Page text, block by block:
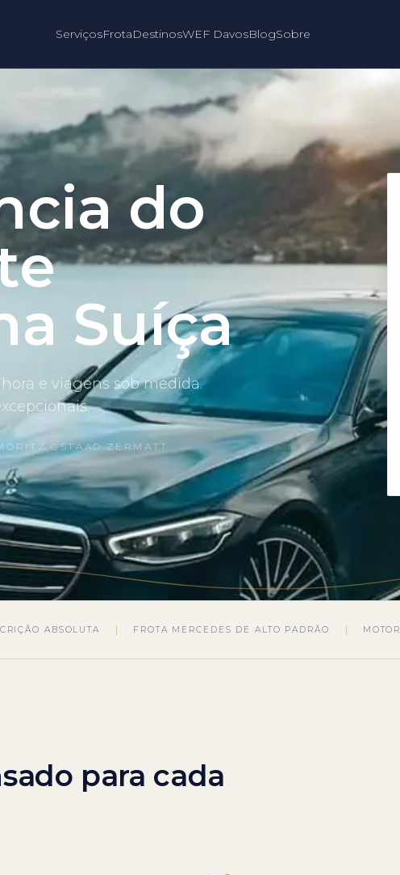
ServiçosFrotaDestinosWEF DavosBlogSobre
do
Suíça
e viagens sob medida.
·GSTAAD·ZERMATT
ABSOLUTA FROTA MERCEDES DE ALTO PADRÃO
para cada